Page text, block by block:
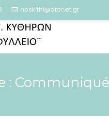
noskithi@otenet.gr
: